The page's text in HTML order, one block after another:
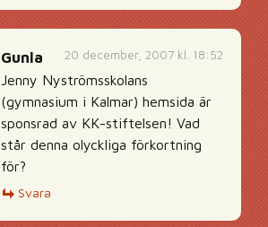
20 december, 2007 kl. 18:52
Gunla
Jenny Nyströmsskolans
(gymnasium i Kalmar) hemsida är
sponsrad av KK-stiftelsen! Vad
står denna olyckliga förkortning
för?
Svara